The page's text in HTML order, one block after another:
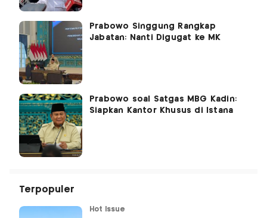
Prabowo Singgung Rangkap
Jabatan: Nanti Digugat ke MK
Prabowo soal Satgas MBG Kadin:
Siapkan Kantor Khusus di Istana
Terpopuler
Hot Issue